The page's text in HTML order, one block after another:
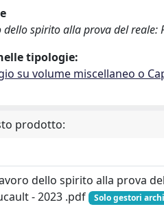
spirito alla prova del reale:
tipologie:
su volume miscellaneo o
prodotto:
dello spirito alla prova
- 2023 .pdf
Solo gestori